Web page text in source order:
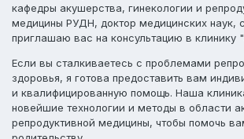
кафедры акушерства, гинекологии и
медицины РУДН, доктор медицинских наук,
приглашаю вас на консультацию в клинику
Если вы сталкиваетесь с проблемами
здоровья, я готова предоставить вам
и квалифицированную помощь. Наша
новейшие технологии и методы в области
репродуктивной медицины, чтобы помочь